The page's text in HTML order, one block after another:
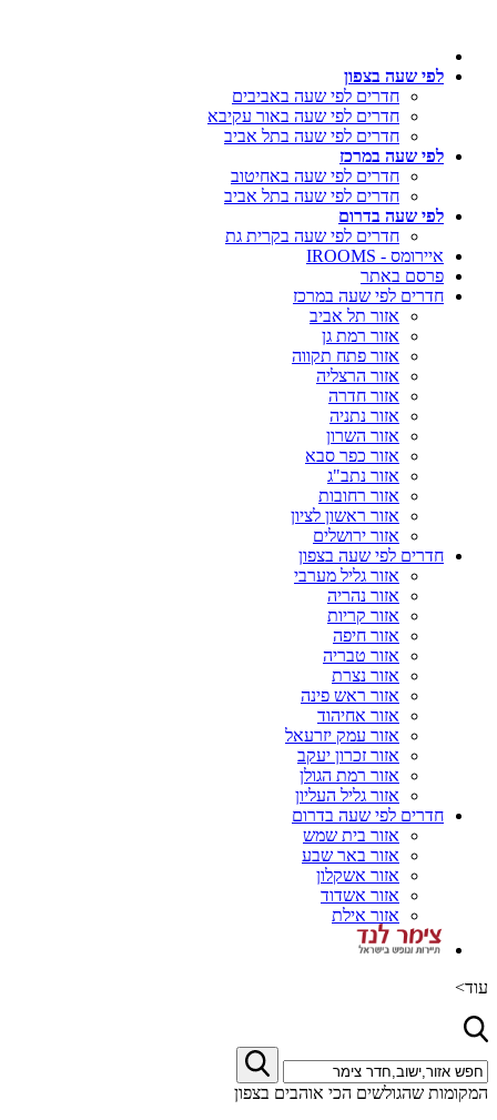
לפי שעה בצפון
חדרים לפי שעה באביבים
חדרים לפי שעה באור עקיבא
חדרים לפי שעה בתל אביב
לפי שעה במרכז
חדרים לפי שעה באחיטוב
חדרים לפי שעה בתל אביב
לפי שעה בדרום
חדרים לפי שעה בקרית גת
איירומס - IROOMS
פרסם באתר
חדרים לפי שעה במרכז
אזור תל אביב
אזור רמת גן
אזור פתח תקווה
אזור הרצליה
אזור חדרה
אזור נתניה
אזור השרון
אזור כפר סבא
אזור נתב"ג
אזור רחובות
אזור ראשון לציון
אזור ירושלים
חדרים לפי שעה בצפון
אזור גליל מערבי
אזור נהריה
אזור קריות
אזור חיפה
אזור טבריה
אזור נצרת
אזור ראש פינה
אזור אחיהוד
אזור עמק יזרעאל
אזור זכרון יעקב
אזור רמת הגולן
אזור גליל העליון
חדרים לפי שעה בדרום
אזור בית שמש
אזור באר שבע
אזור אשקלון
אזור אשדוד
אזור אילת
עוד>
המקומות שהגולשים הכי אוהבים בצפון